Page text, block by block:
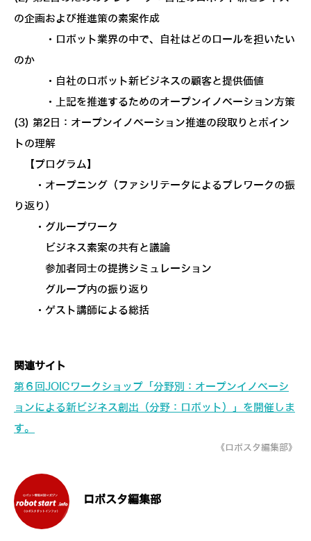
の企画および推進策の素案作成
・ロボット業界の中で、自社はどのロールを担いたい
のか
・自社のロボット新ビジネスの顧客と提供価値
・上記を推進するためのオープンイノベーション方策
(3) 第2日：オープンイノベーション推進の段取りとポイン
トの理解
【プログラム】
・オープニング（ファシリテータによるプレワークの振
り返り）
・グループワーク
ビジネス素案の共有と議論
参加者同士の提携シミュレーション
グループ内の振り返り
・ゲスト講師による総括
関連サイト
第６回JOICワークショップ「分野別：オープンイノベーシ
ョンによる新ビジネス創出（分野：ロボット）」を開催しま
す。
《ロボスタ編集部》
ロボスタ編集部